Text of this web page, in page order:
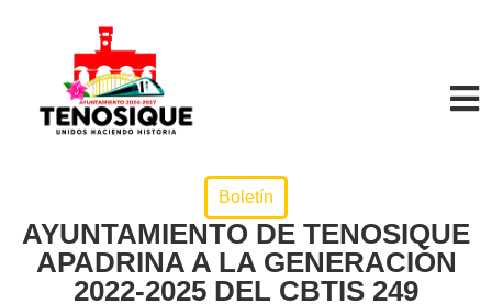
Boletín
AYUNTAMIENTO DE TENOSIQUE
APADRINA A LA GENERACIÓN
2022-2025 DEL CBTIS 249